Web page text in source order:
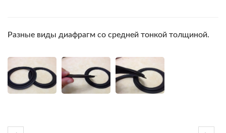
Разные виды диафрагм со средней тонкой толщиной.